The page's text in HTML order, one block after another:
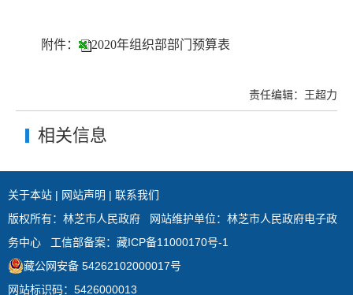
附件： 2020年组织部部门预算表
责任编辑：王超力
相关信息
关于本站 | 网站声明 | 联系我们
版权所有：林芝市人民政府
网站维护单位：林芝市人民政府电子政
务中心
工信部备案： 藏ICP备11000170号-1
藏公网安备 54262102000017号
网站标识码：5426000013